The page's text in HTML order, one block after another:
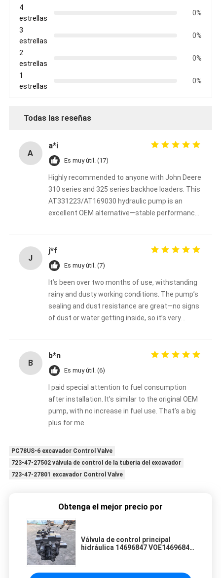
4
estrellas
0%
3
estrellas
0%
2
estrellas
0%
1
estrellas
0%
Todas las reseñas
A
a*i
Es muy útil. (17)
Highly recommended to anyone with John Deere
310 series and 325 series backhoe loaders. This
AT331223/AT169030 hydraulic pump is an
excellent OEM alternative—stable performance
J
j*f
Es muy útil. (7)
It’s been over two months of use, withstanding
rainy and dusty working conditions. The pump’s
sealing and dust resistance are great—no signs
of dust or water getting inside, so it’s very
B
b*n
Es muy útil. (6)
I paid special attention to fuel consumption
after installation. It’s similar to the original OEM
pump, with no increase in fuel use. That’s a big
plus for me.
PC78US-6 excavador Control Valve
723-47-27502 válvula de control de la tubería del excavador
723-47-27801 excavador Control Valve
Obtenga el mejor precio por
Válvula de control principal
hidráulica 14696847 VOE14696847
excavadora de alta temperatura